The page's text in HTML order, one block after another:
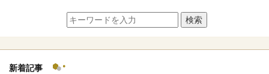
検索
新着記事